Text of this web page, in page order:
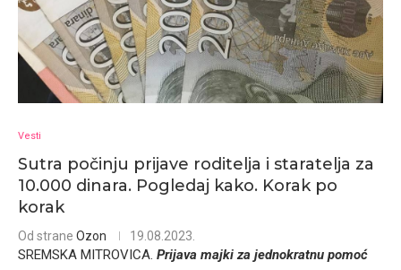
Vesti
Sutra počinju prijave roditelja i staratelja za
10.000 dinara. Pogledaj kako. Korak po
korak
Od strane Ozon 19.08.2023.
SREMSKA MITROVICA. Prijava majki za jеdnokratnu pomoć